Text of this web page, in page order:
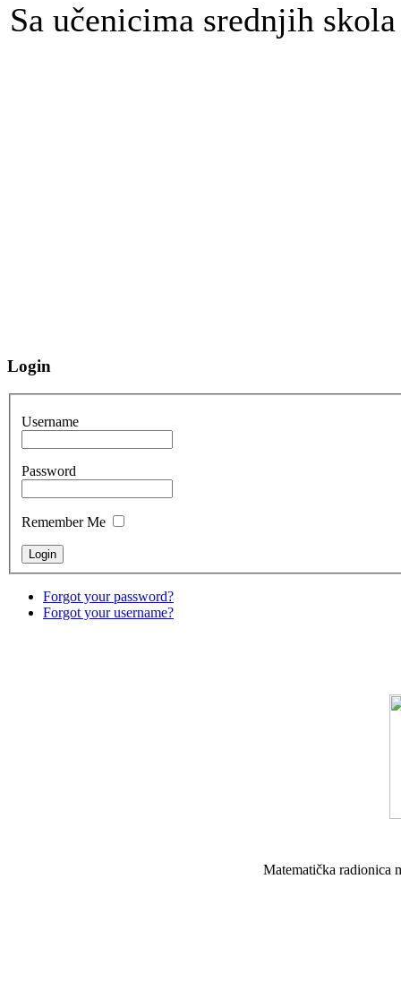
Sa učenicima srednjih
Login
Username
Password
Remember Me
Forgot your password?
Forgot your username?
Matematička radionica